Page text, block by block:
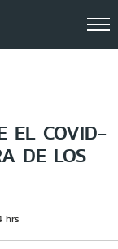
EL COVID-
DE LOS
hrs